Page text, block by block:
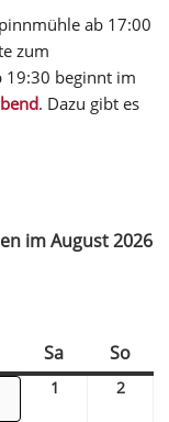
ab 17:00
zum
19:30 beginnt im
. Dazu gibt es
im August 2026
Sa So
1 2